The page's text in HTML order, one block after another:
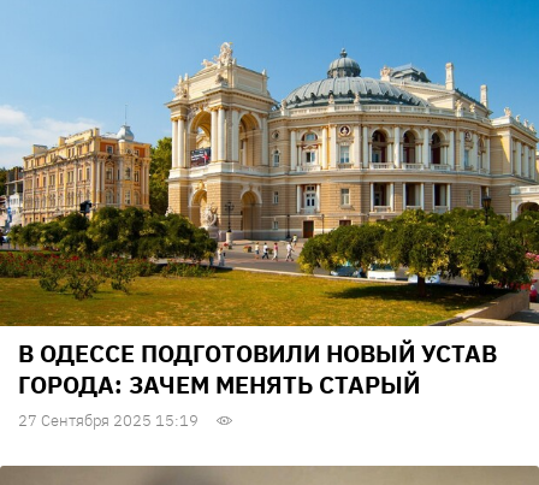
В ОДЕССЕ ПОДГОТОВИЛИ НОВЫЙ УСТАВ
ГОРОДА: ЗАЧЕМ МЕНЯТЬ СТАРЫЙ
27 Сентября 2025 15:19